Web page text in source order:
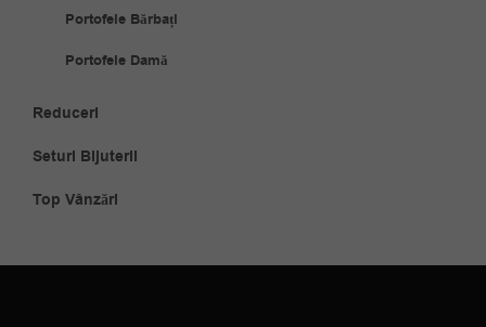
Portofele Bărbați
Portofele Damă
Reduceri
Seturi Bijuterii
Top Vânzări